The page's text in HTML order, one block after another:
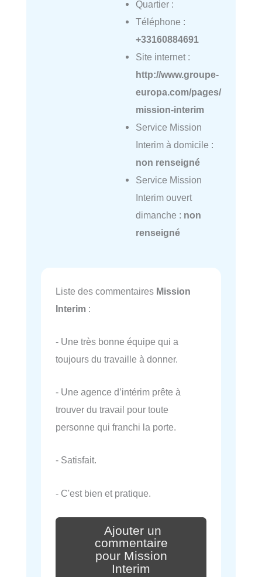
Quartier :
Téléphone :
+33160884691
Site internet :
http://www.groupe-
europa.com/pages/
mission-interim
Service Mission
Interim à domicile :
non renseigné
Service Mission
Interim ouvert
dimanche : non
renseigné
Liste des commentaires Mission
Interim :
- Une très bonne équipe qui a
toujours du travaille à donner.
- Une agence d’intérim prête à
trouver du travail pour toute
personne qui franchi la porte.
- Satisfait.
- C'est bien et pratique.
Ajouter un
commentaire
pour Mission
Interim